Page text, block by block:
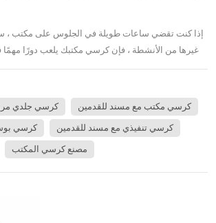
إذا كنت تقضي ساعات طويلة في الجلوس على مكتب ،
غيرها من الأنشطة ، فإن كرسي مكتبك يلعب دورًا مهمًا
الذي تحتاجه أثناء إضافة لمسة من الفخامة إلى
كرسي جلدي كرسي مكتب مع مسند للقدمين
كرسي كرسي تنفيذي مع مسند للقدمين
مصنع كرسي المكتب